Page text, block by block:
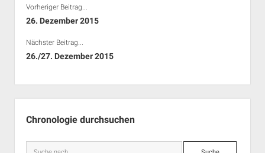
Vorheriger Beitrag...
26. Dezember 2015
Nächster Beitrag...
26./27. Dezember 2015
Chronologie durchsuchen
Suche